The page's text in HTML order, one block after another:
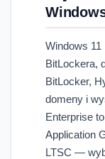
Windows
BitLockera,
BitLocker,
domeny i
Enterprise
Application
LTSC —